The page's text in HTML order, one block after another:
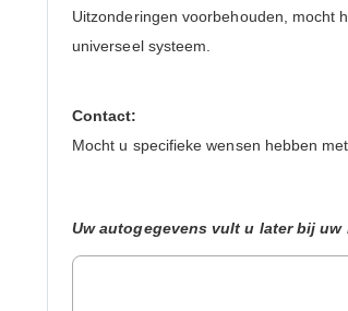
Uitzonderingen voorbehouden, mocht
universeel systeem.
Contact:
Mocht u specifieke wensen hebben
Uw autogegevens vult u later bij uw